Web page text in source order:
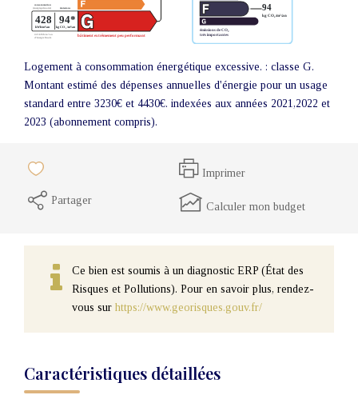
Logement à consommation énergétique excessive. : classe G.
Montant estimé des dépenses annuelles d'énergie pour un usage
standard entre 3230€ et 4430€. indexées aux années 2021,2022 et
2023 (abonnement compris).
Imprimer
Partager
Calculer mon budget
Ce bien est soumis à un diagnostic ERP (État des
Risques et Pollutions). Pour en savoir plus, rendez-
vous sur https://www.georisques.gouv.fr/
Caractéristiques détaillées